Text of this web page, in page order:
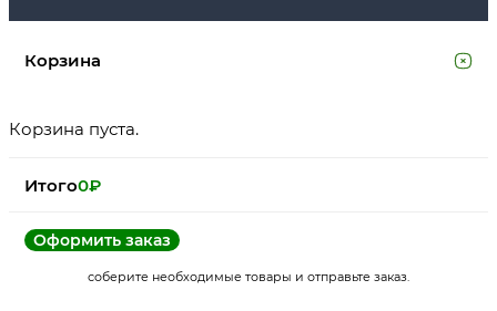
Корзина
Корзина пуста.
Итого0₽
Оформить заказ
соберите необходимые товары и отправьте заказ.